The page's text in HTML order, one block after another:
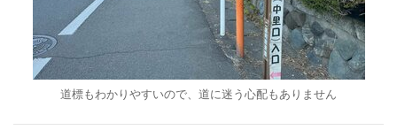
道標もわかりやすいので、道に迷う心配もありません